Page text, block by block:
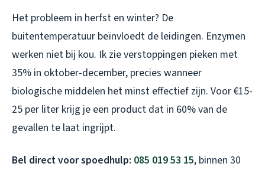
Het probleem in herfst en winter? De
buitentemperatuur beïnvloedt de leidingen. Enzymen
werken niet bij kou. Ik zie verstoppingen pieken met
35% in oktober-december, precies wanneer
biologische middelen het minst effectief zijn. Voor €15-
25 per liter krijg je een product dat in 60% van de
gevallen te laat ingrijpt.
Bel direct voor spoedhulp: 085 019 53 15, binnen 30